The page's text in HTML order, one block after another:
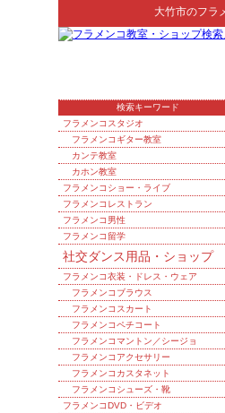
大竹市のフラ
検索キーワード
フラメンコスタジオ
フラメンコギター教室
カンテ教室
カホン教室
フラメンコショー・ライブ
フラメンコレストラン
フラメンコ男性
フラメンコ留学
社交ダンス用品・ショップ
フラメンコ衣装・ドレス・ウェア
フラメンコブラウス
フラメンコスカート
フラメンコペチコート
フラメンコマントン／シージョ
フラメンコアクセサリー
フラメンコカスタネット
フラメンコシューズ・靴
フラメンコDVD・ビデオ